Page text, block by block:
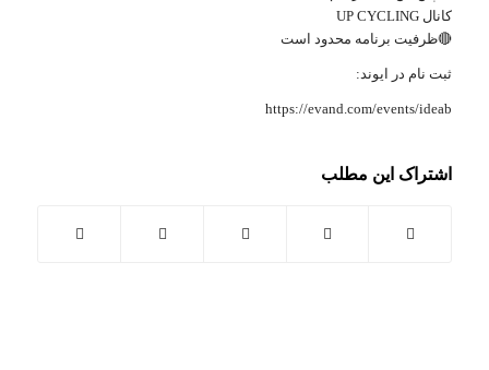
کانال UP CYCLING
🔴ظرفیت برنامه محدود است
ثبت نام در ایوند :
https://evand.com/events/ideab‏
اشتراک این مطلب